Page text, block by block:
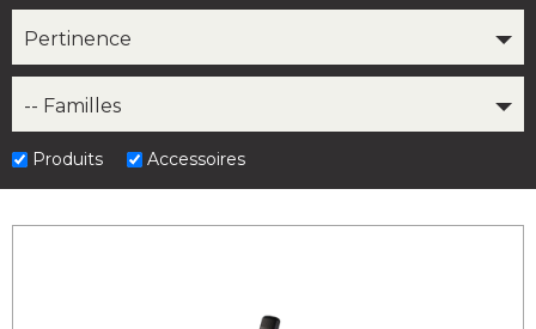
Pertinence
-- Familles
Produits Accessoires